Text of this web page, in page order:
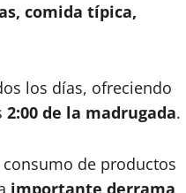
comida típica,
los días, ofreciendo
2:00 de la madrugada.
de productos